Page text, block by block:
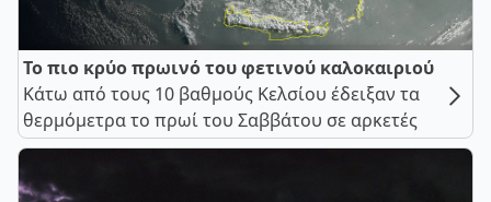
Το πιο κρύο πρωινό του φετινού καλοκαιριού
Κάτω από τους 10 βαθμούς Κελσίου έδειξαν τα
θερμόμετρα το πρωί του Σαββάτου σε αρκετές